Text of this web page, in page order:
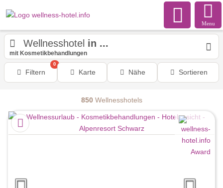
Menu
Wellnesshotel in ...
mit Kosmetikbehandlungen
Filtern
0
Karte Nähe Sortieren
850Wellnesshotels